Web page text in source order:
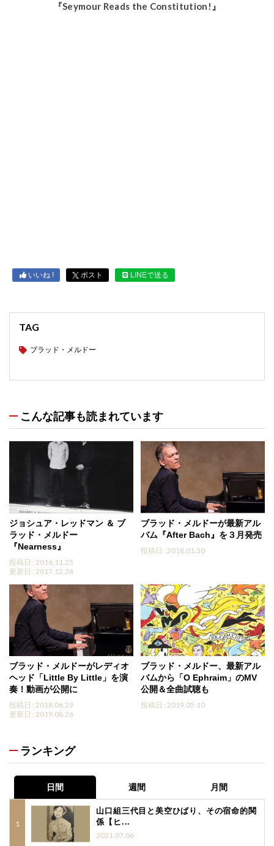
『Seymour Reads the Constitution!』
いいね ! ポスト LINEで送る
TAG
ブラッド・メルドー
こんな記事も読まれています
ジョシュア・レッドマン ＆ ブ
ラッド・メルドー
『Nearness』
投稿日 : 2016.11.25
更新日 : 2017.12.26
ブラッド・メルドーが最新アル
バム『After Bach』を３月発売
投稿日 : 2018.01.30
ブラッド・メルドーがレディオ
ヘッド「Little By Little」を演
奏！動画が公開に
投稿日 : 2018.06.29
更新日 : 2019.08.26
ブラッド・メルドー、最新アル
バムから「O Ephraim」のMV
公開＆全曲試聴も
投稿日 : 2019.05.10
ランキング
日間 週間 月間
山口組三代目と美空ひばり、その宿命的関
係【ヒ...
2021.07.06